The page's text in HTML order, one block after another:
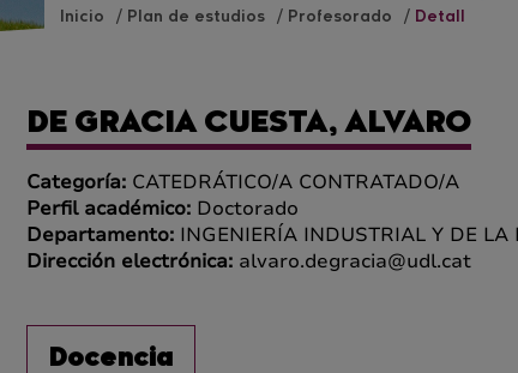
Inicio Plan de estudios Profesorado Detall
DE GRACIA CUESTA, ALVARO
Categoría: CATEDRÁTICO/A CONTRATADO/A
Perfil académico: Doctorado
Departamento: INGENIERÍA INDUSTRIAL Y DE LA
Dirección electrónica: alvaro.degracia@udl.cat
Docencia